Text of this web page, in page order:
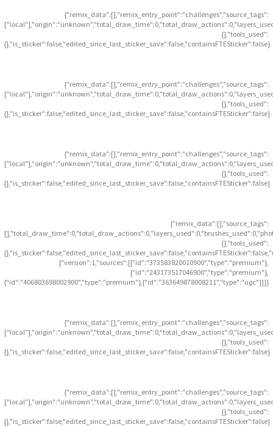
{"remix_data":[],"remix_entry_point":"challenges","source_tags":
{},"tools_used":
{},"is_sticker":false,"edited_since_last_sticker_save":false,"containsFTESticker":false}
{"remix_data":[],"remix_entry_point":"challenges","source_tags":
{},"tools_used":
{},"is_sticker":false,"edited_since_last_sticker_save":false,"containsFTESticker":false}
{"remix_data":[],"remix_entry_point":"challenges","source_tags":
{},"tools_used":
{},"is_sticker":false,"edited_since_last_sticker_save":false,"containsFTESticker":false}
{"remix_data":[],"source_tags":
{},"tools_used":
{"version":1,"sources":[{"id":"373583820010900","type":"premium"},
{"id":"243173517046900","type":"premium"},
{"id":"406803698002900","type":"premium"},{"id":"363649878008211","type":"ugc"}]}}
{"remix_data":[],"remix_entry_point":"challenges","source_tags":
{},"tools_used":
{},"is_sticker":false,"edited_since_last_sticker_save":false,"containsFTESticker":false}
{"remix_data":[],"remix_entry_point":"challenges","source_tags":
{},"tools_used":
{},"is_sticker":false,"edited_since_last_sticker_save":false,"containsFTESticker":false}